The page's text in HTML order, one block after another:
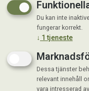
naturligaDu kan inte
fungerar korrekt.
↓ 1 tjeneste
Dessa tjänster
relevant innehåll
vara intresserad av.